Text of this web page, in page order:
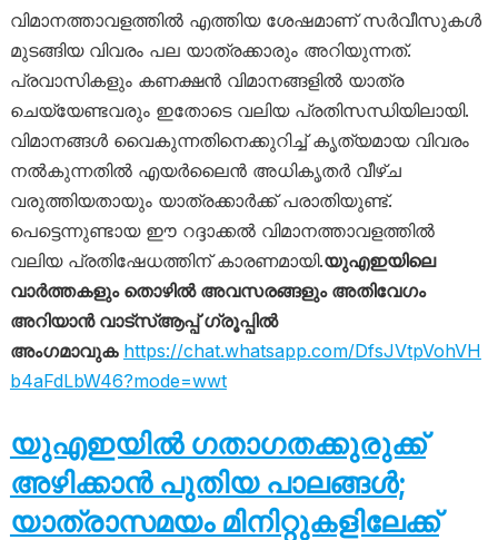
വിമാനത്താവളത്തിൽ എത്തിയ ശേഷമാണ് സർവീസുകൾ
മുടങ്ങിയ വിവരം പല യാത്രക്കാരും അറിയുന്നത്.
പ്രവാസികളും കണക്ഷൻ വിമാനങ്ങളിൽ യാത്ര
ചെയ്യേണ്ടവരും ഇതോടെ വലിയ പ്രതിസന്ധിയിലായി.
വിമാനങ്ങൾ വൈകുന്നതിനെക്കുറിച്ച് കൃത്യമായ വിവരം
നൽകുന്നതിൽ എയർലൈൻ അധികൃതർ വീഴ്ച
വരുത്തിയതായും യാത്രക്കാർക്ക് പരാതിയുണ്ട്.
പെട്ടെന്നുണ്ടായ ഈ റദ്ദാക്കൽ വിമാനത്താവളത്തിൽ
വലിയ പ്രതിഷേധത്തിന് കാരണമായി.യുഎഇയിലെ
വാർത്തകളും തൊഴിൽ അവസരങ്ങളും അതിവേഗം
അറിയാൻ വാട്സ്ആപ്പ് ഗ്രൂപ്പിൽ
അംഗമാവുക https://chat.whatsapp.com/DfsJVtpVohVH
b4aFdLbW46?mode=wwt
യുഎഇയിൽ ഗതാഗതക്കുരുക്ക്
അഴിക്കാൻ പുതിയ പാലങ്ങൾ;
യാത്രാസമയം മിനിറ്റുകളിലേക്ക്